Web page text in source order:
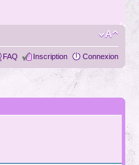
FAQ Inscription Connexion